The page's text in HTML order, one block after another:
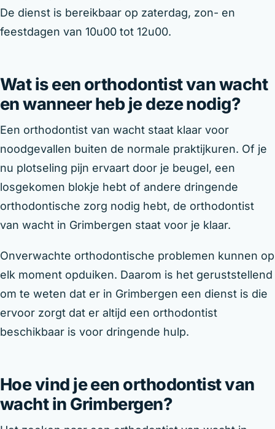
De dienst is bereikbaar op zaterdag, zon- en
feestdagen van 10u00 tot 12u00.
Wat is een orthodontist van wacht
en wanneer heb je deze nodig?
Een orthodontist van wacht staat klaar voor
noodgevallen buiten de normale praktijkuren. Of je
nu plotseling pijn ervaart door je beugel, een
losgekomen blokje hebt of andere dringende
orthodontische zorg nodig hebt, de orthodontist
van wacht in Grimbergen staat voor je klaar.
Onverwachte orthodontische problemen kunnen op
elk moment opduiken. Daarom is het geruststellend
om te weten dat er in Grimbergen een dienst is die
ervoor zorgt dat er altijd een orthodontist
beschikbaar is voor dringende hulp.
Hoe vind je een orthodontist van
wacht in Grimbergen?